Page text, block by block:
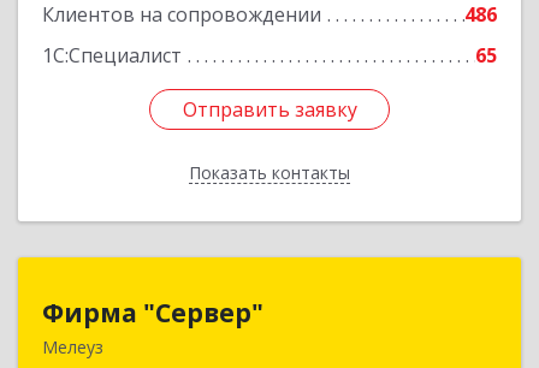
Клиентов на сопровождении
486
1С:Специалист
65
Отправить заявку
Показать контакты
Отправить заявку
Назад
Фирма "Сервер"
Мелеуз
453852, Башкортостан Респ, Мелеузовский р-н,